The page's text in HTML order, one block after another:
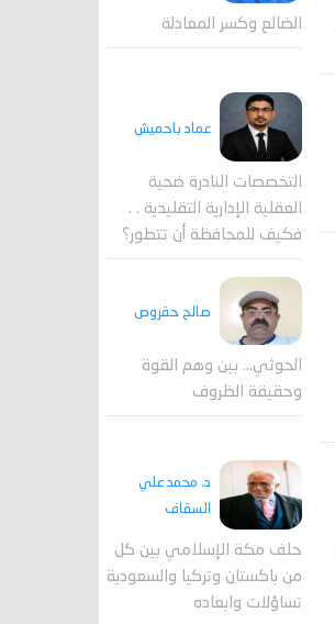
الضالع وكسر المعادلة
عماد باحميش
التخصصات النادرة ضحية
العقلية الإدارية التقليدية . .
فكيف للمحافظة أن تتطور؟
صالح حقروص
الحوثي... بين وهم القوة
وحقيقة الظروف
د. محمد علي
السقاف
حلف مكة الإسلامي بين كل
من باكستان وتركيا والسعودية
تساؤلات وابعاده